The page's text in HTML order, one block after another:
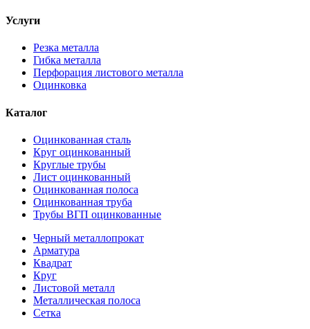
Услуги
Резка металла
Гибка металла
Перфорация листового металла
Оцинковка
Каталог
Оцинкованная сталь
Круг оцинкованный
Круглые трубы
Лист оцинкованный
Оцинкованная полоса
Оцинкованная труба
Трубы ВГП оцинкованные
Черный металлопрокат
Арматура
Квадрат
Круг
Листовой металл
Металлическая полоса
Сетка